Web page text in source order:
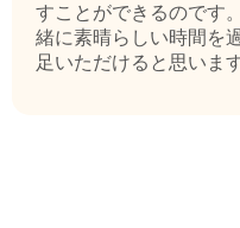
すことができるのです
緒に素晴らしい時間を
足いただけると思いま